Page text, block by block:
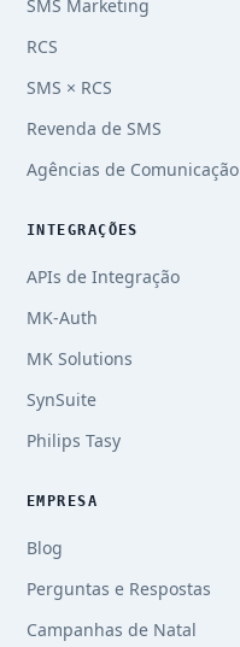
SMS Marketing
RCS
SMS × RCS
Revenda de SMS
Agências de Comunicação
INTEGRAÇÕES
APIs de Integração
MK-Auth
MK Solutions
SynSuite
Philips Tasy
EMPRESA
Blog
Perguntas e Respostas
Campanhas de Natal